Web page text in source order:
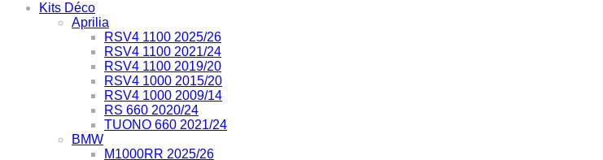
Kits Déco
Aprilia
RSV4 1100 2025/26
RSV4 1100 2021/24
RSV4 1100 2019/20
RSV4 1000 2015/20
RSV4 1000 2009/14
RS 660 2020/24
TUONO 660 2021/24
BMW
M1000RR 2025/26